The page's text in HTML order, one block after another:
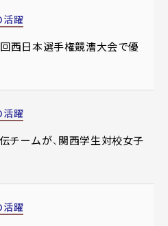
活躍
西日本選手権競漕大会で優
活躍
チームが、関西学生対校女子
活躍